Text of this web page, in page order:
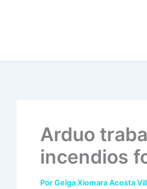
Arduo
incendios
PorGelga Xiomara Acosta